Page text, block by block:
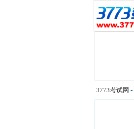
3773考试网 -